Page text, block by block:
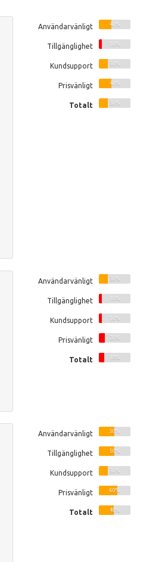
Användarvänligt 40%
Tillgänglighet 10%
Kundsupport 30%
Prisvänligt 40%
Totalt 30%
Användarvänligt 30%
Tillgänglighet 10%
Kundsupport 10%
Prisvänligt 20%
Totalt 18%
Användarvänligt 50%
Tillgänglighet 50%
Kundsupport 30%
Prisvänligt 60%
Totalt 48%